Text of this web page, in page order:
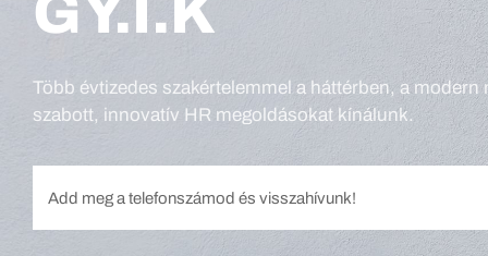
GY.I.K
Több évtizedes szakértelemmel a háttérben, a
szabott, innovatív HR megoldásokat kínálunk.